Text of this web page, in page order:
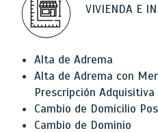
VIVIENDA E
Alta de Adrema
Alta de Adrema con
Prescripción Adquisitiva
Cambio de Domicilio
Cambio de Dominio